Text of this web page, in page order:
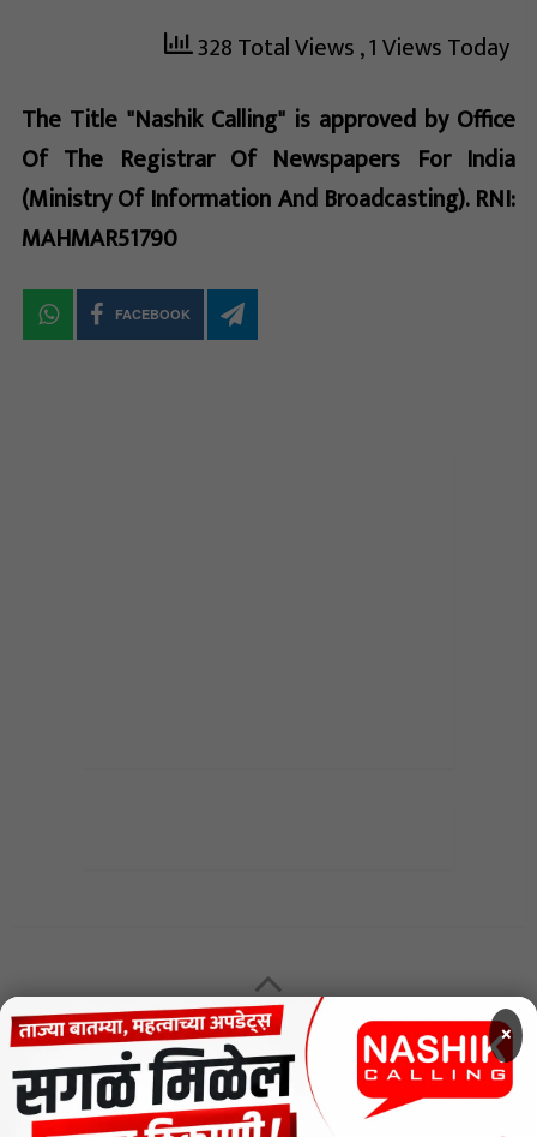
328 Total Views, 1 Views Today
The Title "Nashik Calling" is approved by Office
Of The Registrar Of Newspapers For India
(Ministry Of Information And Broadcasting). RNI:
MAHMAR51790
FACEBOOK
MENU
CODE OF ETHICS FOR DIGITAL NEWS WEBSITES
×